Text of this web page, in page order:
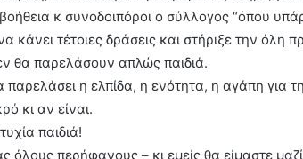
κ συνοδοιπόροι ο σύλλογος “όπου
κάνει τέτοιες δράσεις και στήριξε την όλη
θα παρελάσουν απλώς παιδιά.
παρελάσει η ελπίδα, η ενότητα, η αγάπη για
κι αν είναι.
παιδιά!
όλους περήφανους – κι εμείς θα είμαστε